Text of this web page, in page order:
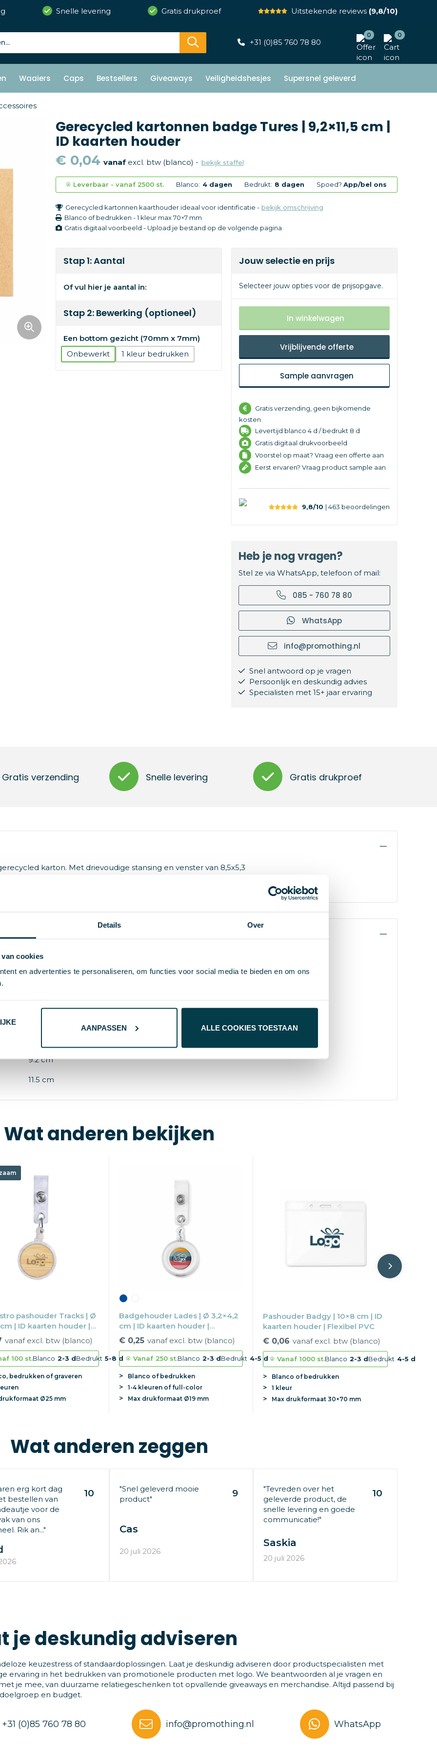
Details Over
cookies
en advertenties te personaliseren, om functies voor social media te bieden en om ons
AANPASSEN ALLE COOKIES TOESTAAN
Snelle levering Gratis drukproef Uitstekende reviews(9,8/10)
+31 (0)85 760 78 80
0 0
Waaiers Caps Bestsellers Giveaways Veiligheidshesjes Supersnel geleverd
Gerecycled kartonnen badge Tures | 9,2×11,5 cm |
ID kaarten houder
€ 0,04 vanafexcl. btw (blanco) - bekijk staffel
Leverbaar - vanaf 2500 st. Blanco: 4 dagen Bedrukt: 8 dagen Spoed?App/bel ons
Gerecycled kartonnen kaarthouder ideaal voor identificatie -bekijk omschrijving
Blanco of bedrukken -1 kleur max 70×7 mm
Gratis digitaal voorbeeld - Upload je bestand op de volgende pagina
Stap 1: Aantal
Of vul hier je aantal in:
Stap 2: Bewerking (optioneel)
Een bottom gezicht (70mm x 7mm)
Onbewerkt
1
Jouw selectie en prijs
Selecteer jouw opties voor de prijsopgave.
In winkelwagen
Vrijblijvende offerte
Sample aanvragen
Gratis verzending, geen bijkomende
kosten
Levertijd blanco 4 d / bedrukt 8 d
Gratis digitaal drukvoorbeeld
Voorstel op maat? Vraag een offerte aan
Eerst ervaren? Vraag product sample aan
9,8/10 | 463 beoordelingen
Heb je nog vragen?
Stel ze via WhatsApp, telefoon of mail:
085 - 760 78 80
WhatsApp
info@promothing.nl
Snel antwoord op je vragen
Persoonlijk en deskundig advies
Specialisten met 15+ jaar ervaring
Gratis verzending Snelle levering Gratis drukproef
karton. Met drievoudige stansing en venster van 8,5x5,3
S/T
9.2 cm
11.5 cm
Wat anderen bekijken
pashouder Tracks | Ø
cm | ID kaarten houder |
vanaf excl. btw (blanco)
100 st.Blanco 2-3 dBedrukt 5-8 d
bedrukken of graveren
Ø25 mm
Badgehouder Lades | Ø 3,2×4,2
cm | ID kaarten houder |
Uitrekbaar
€ 0,25 vanaf excl. btw (blanco)
Vanaf 250 st.Blanco 2-3 dBedrukt 4-5 d
Blanco of bedrukken
1-4 kleuren of full-color
Max drukformaat Ø19 mm
Pashouder Badgy | 10×8 cm | ID
kaarten houder | Flexibel PVC
€ 0,06 vanaf excl. btw (blanco)
Vanaf 1000 st.Blanco 2-3 dBedrukt 4-5 d
Blanco of bedrukken
1 kleur
Max drukformaat30×70 mm
Wat anderen zeggen
erg kort dag
bestellen van
voor de
van ons
Rik an..."
10
"Snel geleverd mooie
product"
9
Cas
20 juli 2026
"Tevreden over het
geleverde product, de
snelle levering en goede
communicatie!"
10
Saskia
20 juli 2026
je deskundig adviseren
keuzestress of standaardoplossingen. Laat je deskundig adviseren door productspecialisten met
ervaring in het bedrukken van promotionele producten met logo. We beantwoorden al je vragen en
je mee, van duurzame relatiegeschenken tot opvallende giveaways en merchandise. Altijd passend bij
en budget.
+31 (0)85 760 78 80 info@promothing.nl WhatsApp